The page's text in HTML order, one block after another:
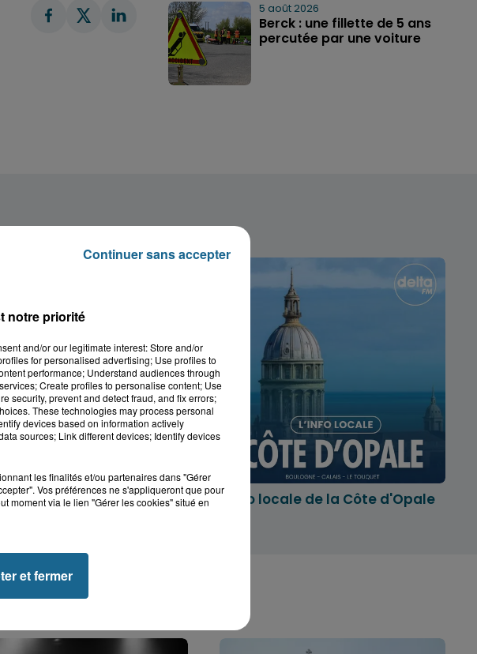
5 août 2026
Berck : une fillette de 5 ans
percutée par une voiture
de l'Audomarois L'info locale de la Côte d'Opale
notre priorité
and/or our legitimate interest: Store and/or
for personalised advertising; Use profiles to
performance; Understand audiences through
Create profiles to personalise content; Use
security, prevent and detect fraud, and fix errors;
These technologies may process personal
devices based on information actively
sources; Link different devices; Identify devices
les finalités et/ou partenaires dans "Gérer
Vos préférences ne s'appliqueront que pour
moment via le lien "Gérer les cookies" situé en
et fermer
Continuer sans accepter